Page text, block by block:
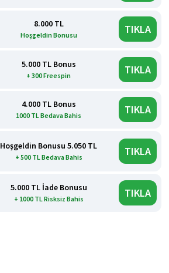
8.000 TL
Hoşgeldin Bonusu TIKLA
5.000 TL Bonus
+ 300 Freespin TIKLA
4.000 TL Bonus
1000 TL Bedava Bahis TIKLA
Hoşgeldin Bonusu 5.050 TL
+ 500 TL Bedava Bahis TIKLA
5.000 TL İade Bonusu
+ 1000 TL Risksiz Bahis TIKLA